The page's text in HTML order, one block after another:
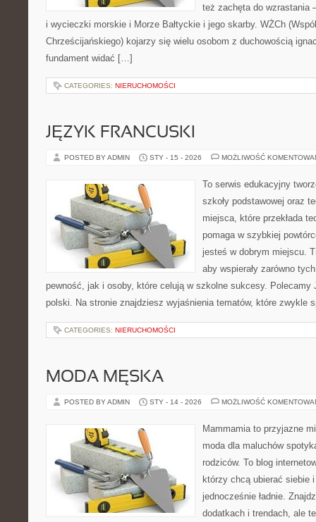
też zachęta do wzrastania
i wycieczki morskie i Morze Bałtyckie i jego skarby. WŻCh
Chrześcijańskiego) kojarzy się wielu osobom z duchowością
fundament widać […]
CATEGORIES: NIERUCHOMOŚCI
JĘZYK FRANCUSKI
POSTED BY ADMIN STY - 15 - 2026 MOŻLIWOŚĆ
To serwis edukacyjny
szkoły podstawowej oraz
miejsca, które przekłada
pomaga w szybkiej
jesteś w dobrym miejscu.
aby wspierały zarówno
pewność, jak i osoby, które celują w szkolne sukcesy.
polski. Na stronie znajdziesz wyjaśnienia tematów, które zwykle
CATEGORIES: NIERUCHOMOŚCI
MODA MĘSKA
POSTED BY ADMIN STY - 14 - 2026 MOŻLIWOŚĆ
Mammamia to przyjazne
moda dla maluchów
rodziców. To blog
którzy chcą ubierać siebie
jednocześnie ładnie.
dodatkach i trendach, ale